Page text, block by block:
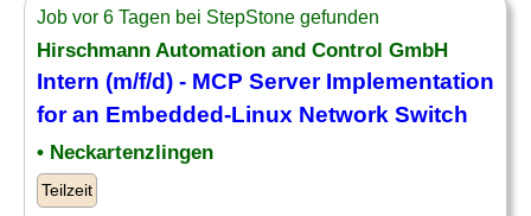
Job vor 6 Tagen bei StepStone gefunden
Hirschmann Automation and Control GmbH
Intern (m/f/d) - MCP Server Implementation
for an Embedded-Linux Network Switch
• Neckartenzlingen
Teilzeit